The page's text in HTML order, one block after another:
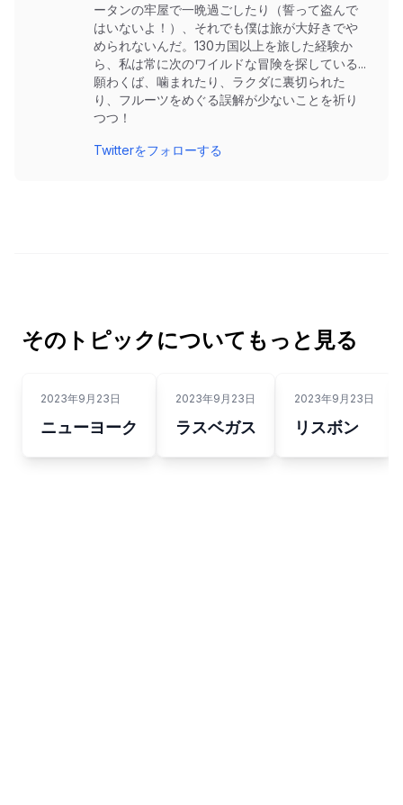
ータンの牢屋で一晩過ごしたり（誓って盗んで
はいないよ！）、それでも僕は旅が大好きでや
められないんだ。130カ国以上を旅した経験か
ら、私は常に次のワイルドな冒険を探している...
願わくば、噛まれたり、ラクダに裏切られた
り、フルーツをめぐる誤解が少ないことを祈り
つつ！
Twitterをフォローする
そのトピックについてもっと見る
2023年9月23日
ニューヨーク
2023年9月23日
ラスベガス
2023年9月23日
リスボン